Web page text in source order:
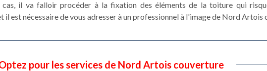
cas, il va falloir procéder à la fixation des éléments de la toiture qui
est nécessaire de vous adresser à un professionnel à l'image de Nord Artois
pour les services de Nord Artois couverture